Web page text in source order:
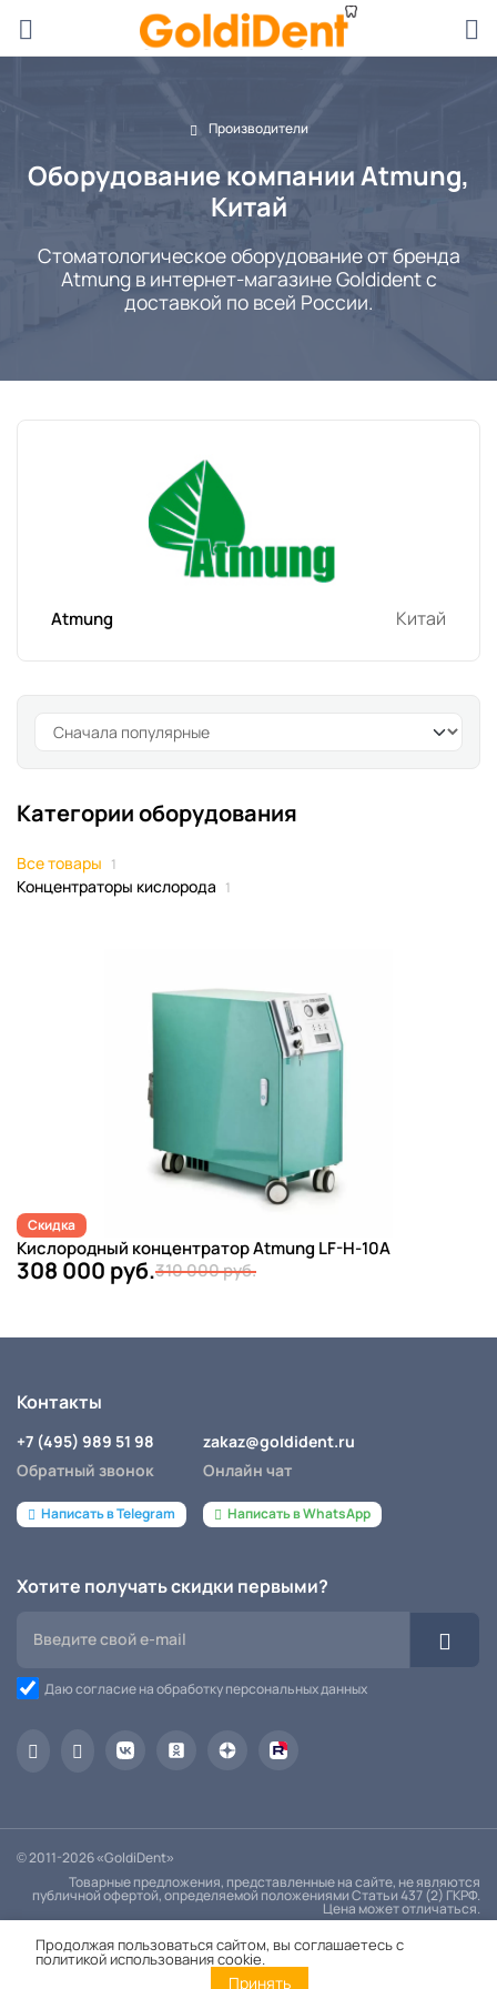
Производители
Оборудование компании Atmung,
Китай
Стоматологическое оборудование от бренда
Atmung в интернет-магазине Goldident с
доставкой по всей России.
Atmung Китай
Категории оборудования
Все товары 1
Концентраторы кислорода 1
Скидка
Кислородный концентратор Atmung LF-H-10A
308 000 руб.310 000 руб.
Контакты
+7 (495) 989 51 98
Обратный звонок
Написать в Telegram
zakaz@goldident.ru
Онлайн чат
Написать в WhatsApp
Хотите получать скидки первыми?
Даю согласие на обработку персональных данных
© 2011-2026 «GoldiDent»
Товарные предложения, представленные на сайте, не являются
публичной офертой, определяемой положениями Статьи 437 (2) ГКРФ.
Цена может отличаться.
Продолжая пользоваться сайтом, вы соглашаетесь с
политикой использования cookie.
Принять